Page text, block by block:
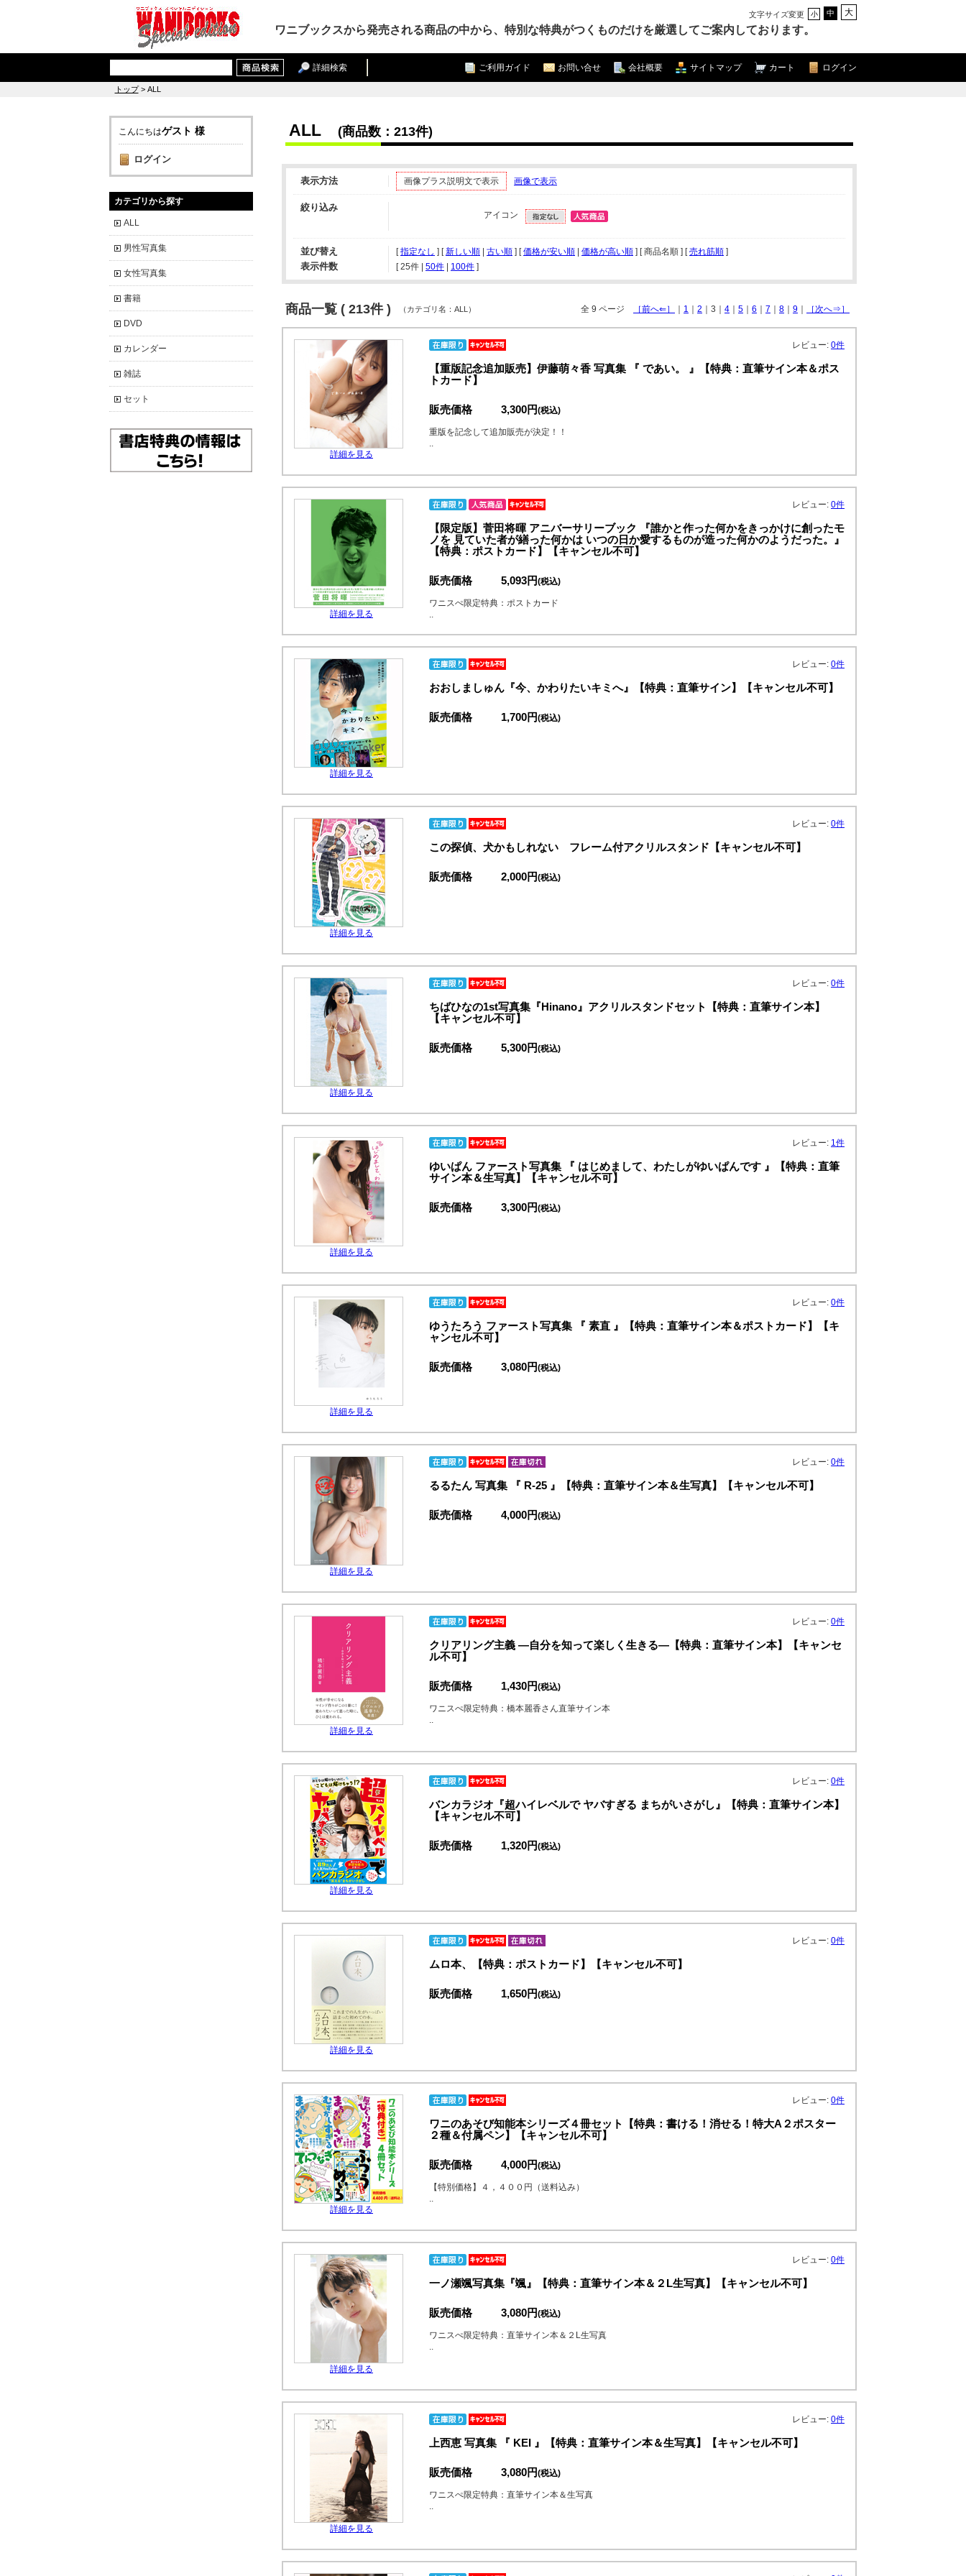
文字サイズ変更 小 中 大
ワニブックスから発売される商品の中から、特別な特典がつくものだけを厳選してご案内しております。
詳細検索 ログイン
カート
サイトマップ
会社概要
お問い合せ
ご利用ガイド
トップ> ALL
こんにちはゲスト 様
ログイン
カテゴリから探す
ALL
男性写真集
女性写真集
書籍
DVD
カレンダー
雑誌
セット
ALL (商品数：213件)
表示方法 画像プラス説明文で表示 画像で表示
絞り込み
アイコン
並び替え [指定なし ] [新しい順 古い順 ] [価格が安い順 価格が高い順 ] [ 商品名順 ] [売れ筋順 ]
表示件数 [ 25件 50件 100件 ]
商品一覧 ( 213件 ) 全 9 ページ ［前へ⇐］ 1 2 ｜3｜ 4 5 6 7 8 9 ［次へ⇒］
（カテゴリ名：ALL）
詳細を見る
レビュー: 0件
【重版記念追加販売】伊藤萌々香 写真集 『 であい。 』【特典：直筆サイン本＆ポス
トカード】
販売価格 3,300円(税込)
重版を記念して追加販売が決定！！
..
詳細を見る
レビュー: 0件
【限定版】菅田将暉 アニバーサリーブック 『誰かと作った何かをきっかけに創ったモ
ノを 見ていた者が繕った何かは いつの日か愛するものが造った何かのようだった。』
【特典：ポストカード】【キャンセル不可】
販売価格 5,093円(税込)
ワニスぺ限定特典：ポストカード
..
詳細を見る
レビュー: 0件
おおしましゅん『今、かわりたいキミへ』【特典：直筆サイン】【キャンセル不可】
販売価格 1,700円(税込)
詳細を見る
レビュー: 0件
この探偵、犬かもしれない フレーム付アクリルスタンド【キャンセル不可】
販売価格 2,000円(税込)
詳細を見る
レビュー: 0件
ちばひなの1st写真集『Hinano』アクリルスタンドセット【特典：直筆サイン本】
【キャンセル不可】
販売価格 5,300円(税込)
詳細を見る
レビュー: 1件
ゆいぱん ファースト写真集 『 はじめまして、わたしがゆいぱんです 』【特典：直筆
サイン本＆生写真】【キャンセル不可】
販売価格 3,300円(税込)
詳細を見る
レビュー: 0件
ゆうたろう ファースト写真集 『 素直 』【特典：直筆サイン本＆ポストカード】【キ
ャンセル不可】
販売価格 3,080円(税込)
詳細を見る
レビュー: 0件
るるたん 写真集 『 R-25 』【特典：直筆サイン本＆生写真】【キャンセル不可】
販売価格 4,000円(税込)
詳細を見る
レビュー: 0件
クリアリング主義 ―自分を知って楽しく生きる―【特典：直筆サイン本】【キャンセ
ル不可】
販売価格 1,430円(税込)
ワニスぺ限定特典：橋本麗香さん直筆サイン本
..
詳細を見る
レビュー: 0件
バンカラジオ『超ハイレベルで ヤバすぎる まちがいさがし』【特典：直筆サイン本】
【キャンセル不可】
販売価格 1,320円(税込)
詳細を見る
レビュー: 0件
ムロ本、【特典：ポストカード】【キャンセル不可】
販売価格 1,650円(税込)
詳細を見る
レビュー: 0件
ワニのあそび知能本シリーズ４冊セット【特典：書ける！消せる！特大A２ポスター
２種＆付属ペン】【キャンセル不可】
販売価格 4,000円(税込)
【特別価格】４，４００円（送料込み）
..
詳細を見る
レビュー: 0件
一ノ瀬颯写真集『颯』【特典：直筆サイン本＆２L生写真】【キャンセル不可】
販売価格 3,080円(税込)
ワニスぺ限定特典：直筆サイン本＆２L生写真
..
詳細を見る
レビュー: 0件
上西恵 写真集 『 KEI 』【特典：直筆サイン本＆生写真】【キャンセル不可】
販売価格 3,080円(税込)
ワニスぺ限定特典：直筆サイン本＆生写真
..